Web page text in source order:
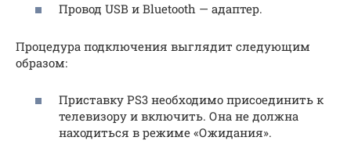
Провод USB и Bluetooth — адаптер.
Процедура подключения выглядит следующим
образом:
Приставку PS3 необходимо присоединить к
телевизору и включить. Она не должна
находиться в режиме «Ожидания».